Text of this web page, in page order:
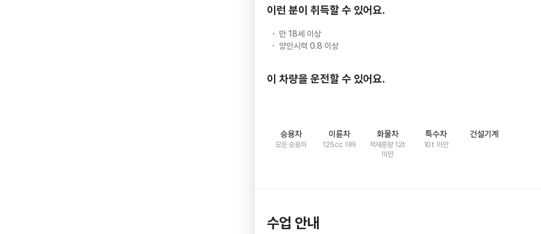
이런 분이 취득할 수 있어요.
만 18세 이상
양안시력 0.8 이상
이 차량을 운전할 수 있어요.
승용차
모든 승용차
이륜차
125cc 이하
화물차
적재중량 12t
미만
특수차
10t 미만
건설기계
수업 안내